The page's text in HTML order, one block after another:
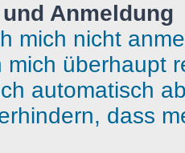
Anmeldung
mich nicht
mich überhaupt
automatisch
dass